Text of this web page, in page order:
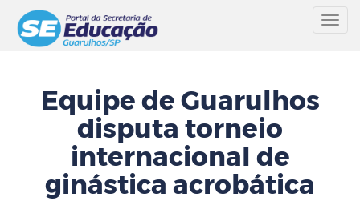
Equipe de Guarulhos
disputa torneio
internacional de
ginástica acrobática